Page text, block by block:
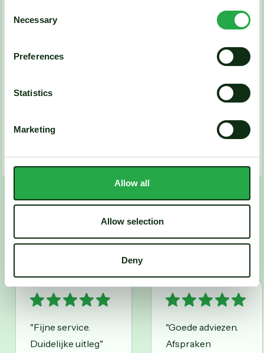
Selection
Necessary
Preferences
Statistics
Marketing
Allow all
Allow selection
Deny
Een essentieel onderdeel van een gezonde
leefomgeving is de vloer. In dit artikel lees alles over
Onze klanten aan het
woord
"Fijne service.
Duidelijke uitleg"
"Goede adviezen.
Afspraken